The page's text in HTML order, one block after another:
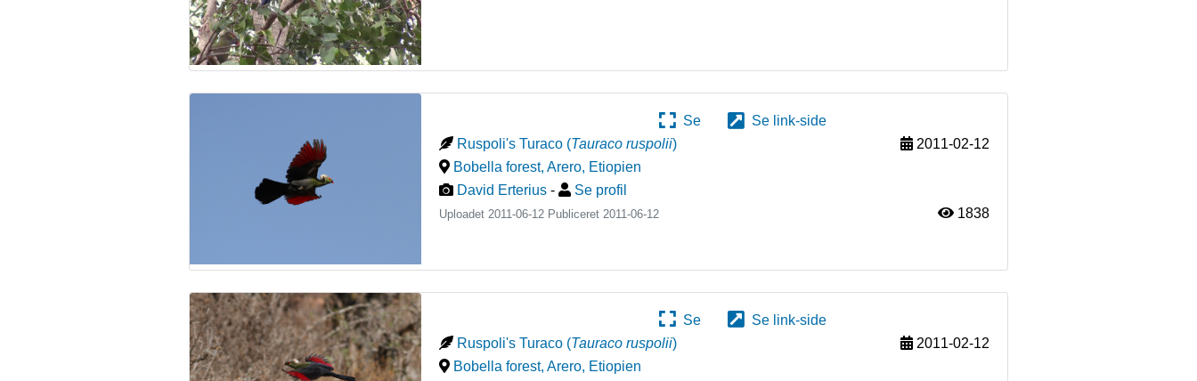
Se
Se link-side
Ruspoli's Turaco (Tauraco ruspolii)
2011-02-12
Bobella forest, Arero, Etiopien
David Erterius - Se profil
Uploadet 2011-06-12 Publiceret2011-06-12 1838
Se
Se link-side
Ruspoli's Turaco (Tauraco ruspolii)
2011-02-12
Bobella forest, Arero, Etiopien